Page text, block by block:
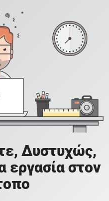
Δυστυχώς,
εργασία στον